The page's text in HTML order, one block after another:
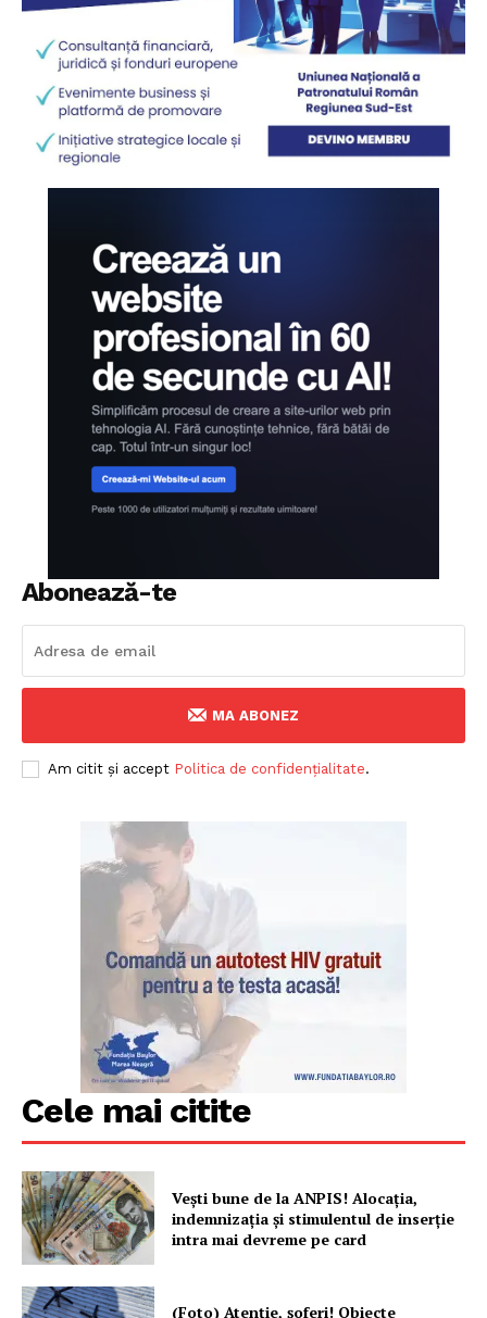
Fii reporter
Politica cookie-uri
Politica de Confidențialitate
Publicitate
Abonează-te
MA ABONEZ
Am citit și accept Politica de confidențialitate.
Cele mai citite
Vești bune de la ANPIS! Alocația,
indemnizația și stimulentul de inserție
intra mai devreme pe card
(Foto) Atenție, șoferi! Obiecte